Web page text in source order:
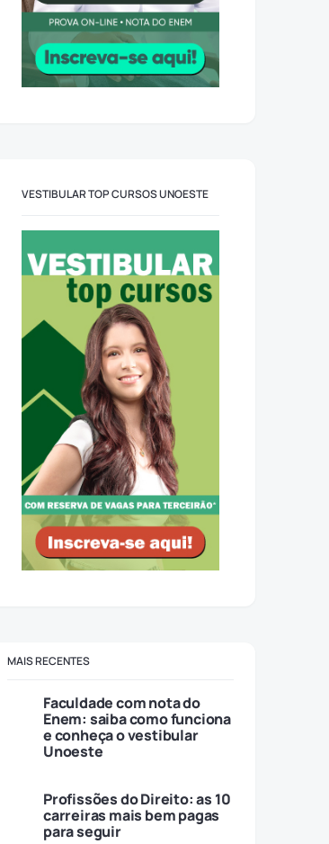
VESTIBULAR TOP CURSOS UNOESTE
MAIS RECENTES
Faculdade com nota do
Enem: saiba como funciona
e conheça o vestibular
Unoeste
Profissões do Direito: as 10
carreiras mais bem pagas
para seguir